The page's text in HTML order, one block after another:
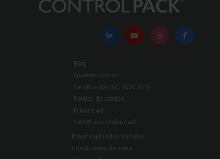
Blog
Quiénes somos
Certificación ISO 9001:2015
Política de calidad
Privacidad
Certificado titularidad
Privacidad redes sociales
Condiciones de venta